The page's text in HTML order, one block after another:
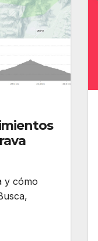
y cómo